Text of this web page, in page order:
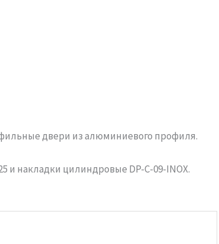
двери из алюминиевого профиля.
и накладки цилиндровые DP-C-09-INOX.